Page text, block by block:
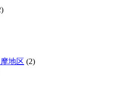
地区 (2)